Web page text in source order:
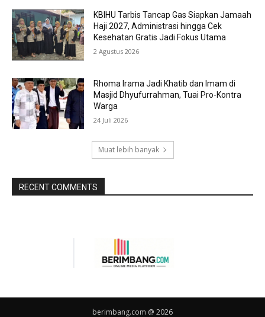
KBIHU Tarbis Tancap Gas Siapkan Jamaah
Haji 2027, Administrasi hingga Cek
Kesehatan Gratis Jadi Fokus Utama
2 Agustus 2026
Rhoma Irama Jadi Khatib dan Imam di
Masjid Dhyufurrahman, Tuai Pro-Kontra
Warga
24 Juli 2026
Muat lebih banyak
RECENT COMMENTS
berimbang.com @ 2026